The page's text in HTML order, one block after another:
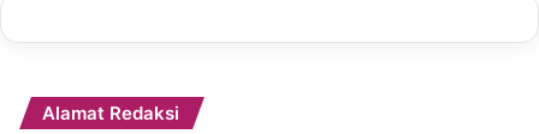
Alamat Redaksi